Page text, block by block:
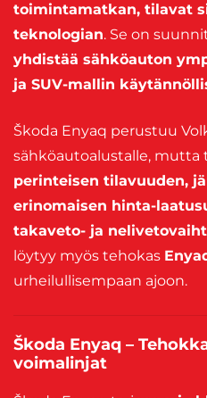
toimintamatkan, tilavat
teknologian. Se on
yhdistää sähköauton
ja SUV-mallin
Škoda Enyaq perustuu
sähköautoalustalle, mutta
perinteisen tilavuuden,
erinomaisen hinta-
takaveto- ja
löytyy myös tehokas
urheilullisempaan ajoon.
Škoda Enyaq –
voimalinjat